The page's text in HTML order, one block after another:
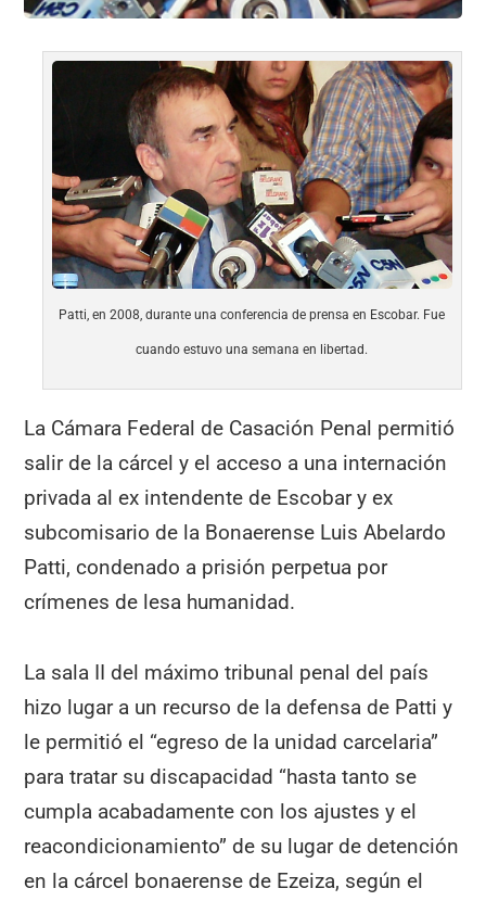
Patti, en 2008, durante una conferencia de prensa en Escobar. Fue
cuando estuvo una semana en libertad.
La Cámara Federal de Casación Penal permitió
salir de la cárcel y el acceso a una internación
privada al ex intendente de Escobar y ex
subcomisario de la Bonaerense Luis Abelardo
Patti, condenado a prisión perpetua por
crímenes de lesa humanidad.
La sala II del máximo tribunal penal del país
hizo lugar a un recurso de la defensa de Patti y
le permitió el “egreso de la unidad carcelaria”
para tratar su discapacidad “hasta tanto se
cumpla acabadamente con los ajustes y el
reacondicionamiento” de su lugar de detención
en la cárcel bonaerense de Ezeiza, según el